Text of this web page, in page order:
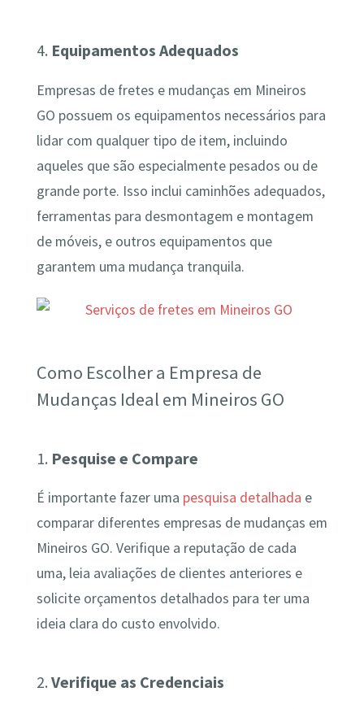
4. Equipamentos Adequados
Empresas de fretes e mudanças em Mineiros
GO possuem os equipamentos necessários para
lidar com qualquer tipo de item, incluindo
aqueles que são especialmente pesados ou de
grande porte. Isso inclui caminhões adequados,
ferramentas para desmontagem e montagem
de móveis, e outros equipamentos que
garantem uma mudança tranquila.
Como Escolher a Empresa de
Mudanças Ideal em Mineiros GO
1. Pesquise e Compare
É importante fazer uma pesquisa detalhada e
comparar diferentes empresas de mudanças em
Mineiros GO. Verifique a reputação de cada
uma, leia avaliações de clientes anteriores e
solicite orçamentos detalhados para ter uma
ideia clara do custo envolvido.
2. Verifique as Credenciais